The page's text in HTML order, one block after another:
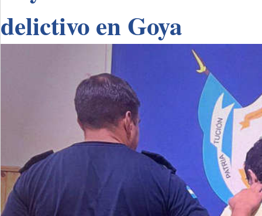
delictivo en Goya